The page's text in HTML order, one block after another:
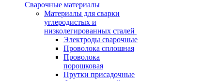
Сварочные материалы
Материалы для сварки
углеродистых и
низколегированных сталей
Электроды сварочные
Проволока сплошная
Проволока
порошковая
Прутки присадочные